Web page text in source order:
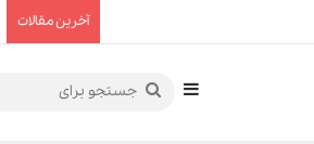
آخرین مقالات
سایدبارجستجو